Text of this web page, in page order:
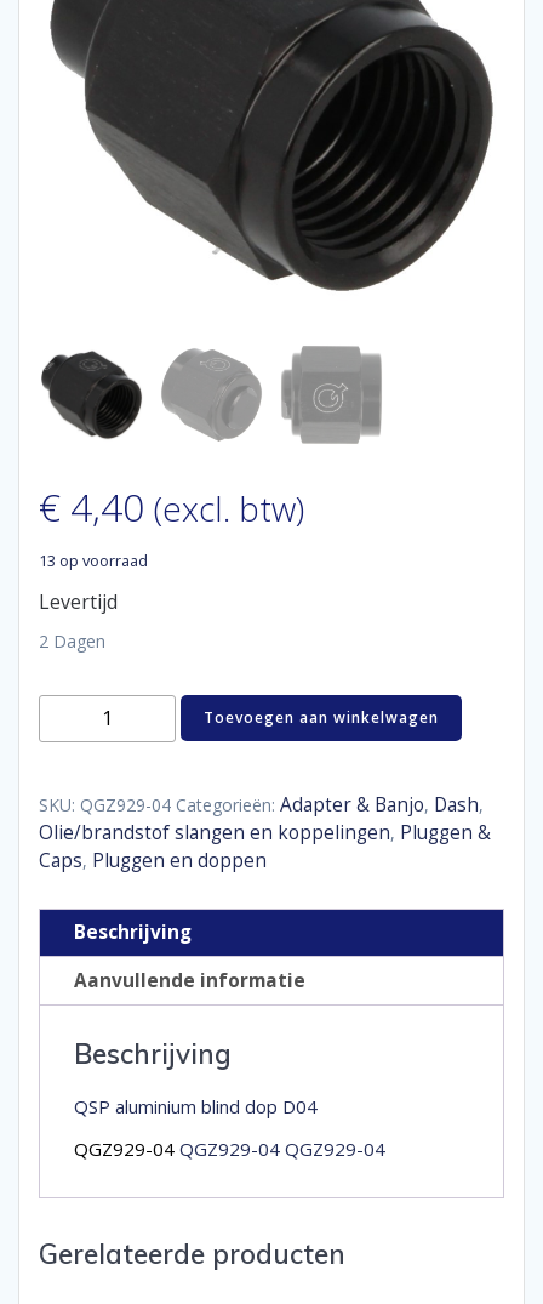
€ 4,40 (excl. btw)
13 op voorraad
Levertijd
2 Dagen
Aluminum
aantal
Toevoegen aan winkelwagen
SKU: QGZ929-04 Categorieën: Adapter & Banjo, Dash,
Olie/brandstof slangen en koppelingen, Pluggen &
Caps, Pluggen en doppen
Beschrijving
Aanvullende informatie
Beschrijving
QSP aluminium blind dop D04
QGZ929-04 QGZ929-04 QGZ929-04
Gerelateerde producten